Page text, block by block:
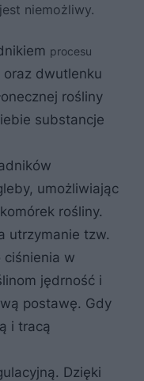
niemożliwy.
procesu
oraz dwutlenku
rośliny
substancje
umożliwiając
rośliny.
utrzymanie tzw.
w
jędrność i
postawę. Gdy
i tracą
Dzięki